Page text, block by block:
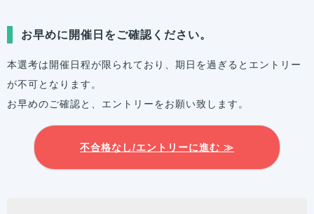
お早めに開催日をご確認ください。
本選考は開催日程が限られており、期日を過ぎるとエントリー
が不可となります。
お早めのご確認と、エントリーをお願い致します。
不合格なし/エントリーに進む ≫